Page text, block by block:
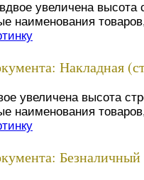
увеличена
наименования
Накладная
увеличена высота
наименования
Безналичный